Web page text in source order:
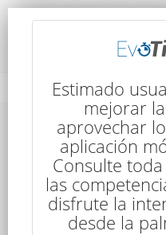
Rendimiento del
Estimado
mejorar
aprovechar
aplicación
Consulte
las
disfrute la
desde la